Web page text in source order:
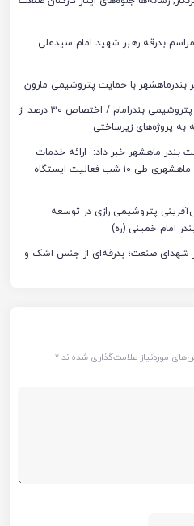
بدرقه رهبر شهید امام سیدعلی
بندرماهشهر با حمایت پتروشیمی مارون
تحقق الگوی «توسعه متوازن» در پتروشیمی بندرامام / اختصاص ۳۰ درصد از
پروژه‌های زیرساختی
ماهشهر خبر داد: ارائه خدمات
سلامت‌محور به بیش از ۵۰۰ شهروند ماهشهری طی ۱۰ شب فعالیت ایستگاه
پتروشیمی رازی در توسعه
امام خمینی (ره)
شهدای صنعت؛ بدرقه‌ای از جنس اشک و
موردنیاز علامت‌گذاری شده‌اند*